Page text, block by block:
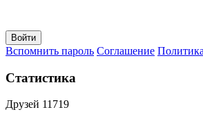
Вспомнить пароль Соглашение Политика
Статистика
Друзей 11719